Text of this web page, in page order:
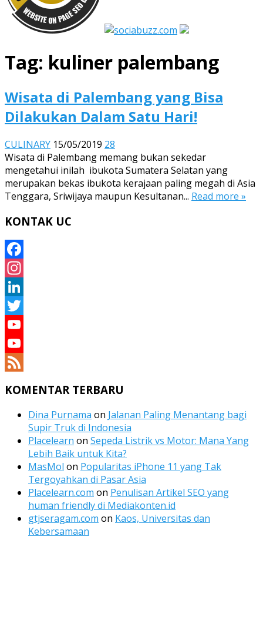
Tag: kuliner palembang
Wisata di Palembang yang Bisa
Dilakukan Dalam Satu Hari!
CULINARY 15/05/2019 28
Wisata di Palembang memang bukan sekedar
mengetahui inilah ibukota Sumatera Selatan yang
merupakan bekas ibukota kerajaan paling megah di Asia
Tenggara, Sriwijaya maupun Kesultanan... Read more »
KONTAK UC
Facebook
Instagram
LinkedIn
Twitter
YouTube
YouTube
KOMENTAR TERBARU
Dina Purnama on Jalanan Paling Menantang bagi
Supir Truk di Indonesia
Placelearn on Sepeda Listrik vs Motor: Mana Yang
Lebih Baik untuk Kita?
MasMol on Popularitas iPhone 11 yang Tak
Tergoyahkan di Pasar Asia
Placelearn.com on Penulisan Artikel SEO yang
human friendly di Mediakonten.id
gtjseragam.com on Kaos, Universitas dan
Kebersamaan